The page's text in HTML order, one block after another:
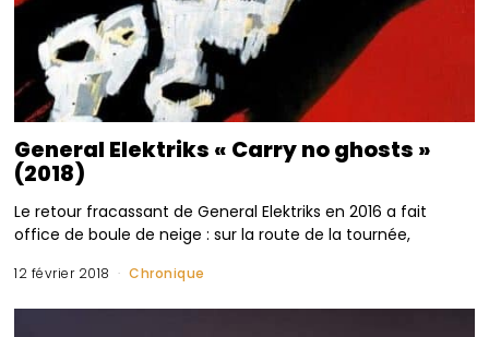
General Elektriks « Carry no ghosts »
(2018)
Le retour fracassant de General Elektriks en 2016 a fait
office de boule de neige : sur la route de la tournée,
12 février 2018 Chronique